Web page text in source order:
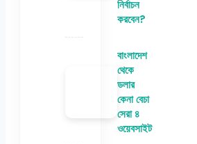
নির্বাচন
করবেন?
বাংলাদেশ
থেকে
ডলার
কেনা বেচা
সেরা ৪
ওয়েবসাইট